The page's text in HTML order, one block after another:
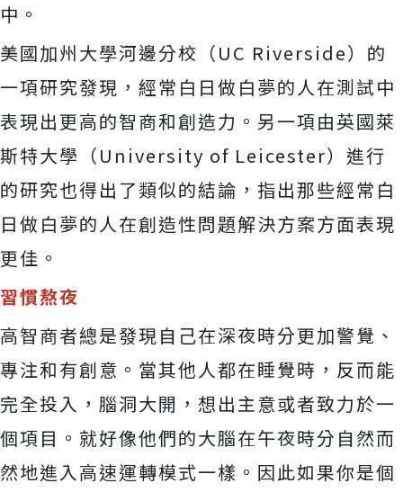
中。
美國加州大學河邊分校（UC Riverside）的
一項研究發現，經常白日做白夢的人在測試中
表現出更高的智商和創造力。另一項由英國萊
斯特大學（University of Leicester）進行
的研究也得出了類似的結論，指出那些經常白
日做白夢的人在創造性問題解決方案方面表現
更佳。
習慣熬夜
高智商者總是發現自己在深夜時分更加警覺、
專注和有創意。當其他人都在睡覺時，反而能
完全投入，腦洞大開，想出主意或者致力於一
個項目。就好像他們的大腦在午夜時分自然而
然地進入高速運轉模式一樣。因此如果你是個